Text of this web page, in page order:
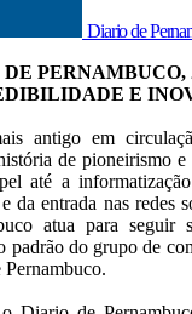
Diario de
PERNAMBUCO,
E
antigo em
de pioneirismo
até a
da entrada nas redes
atua para seguir
padrão do grupo de